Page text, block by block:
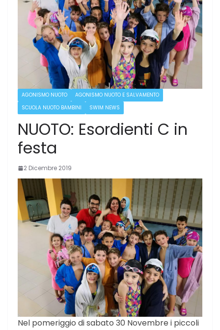
AGONISMO NUOTO
AGONISMO NUOTO E SALVAMENTO
SCUOLA NUOTO BAMBINI
SWIM NEWS
NUOTO: Esordienti C in
festa
2 Dicembre 2019
Nel pomeriggio di sabato 30 Novembre i piccoli